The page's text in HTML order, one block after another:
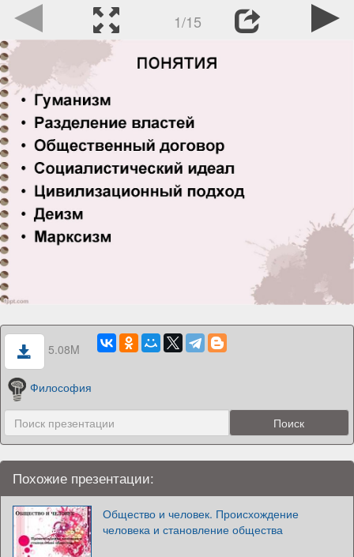
1/15
5.08M
Философия
Похожие презентации:
Общество и человек. Происхождение
человека и становление общества